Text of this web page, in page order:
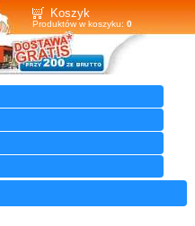
Koszyk
Produktów w koszyku: 0